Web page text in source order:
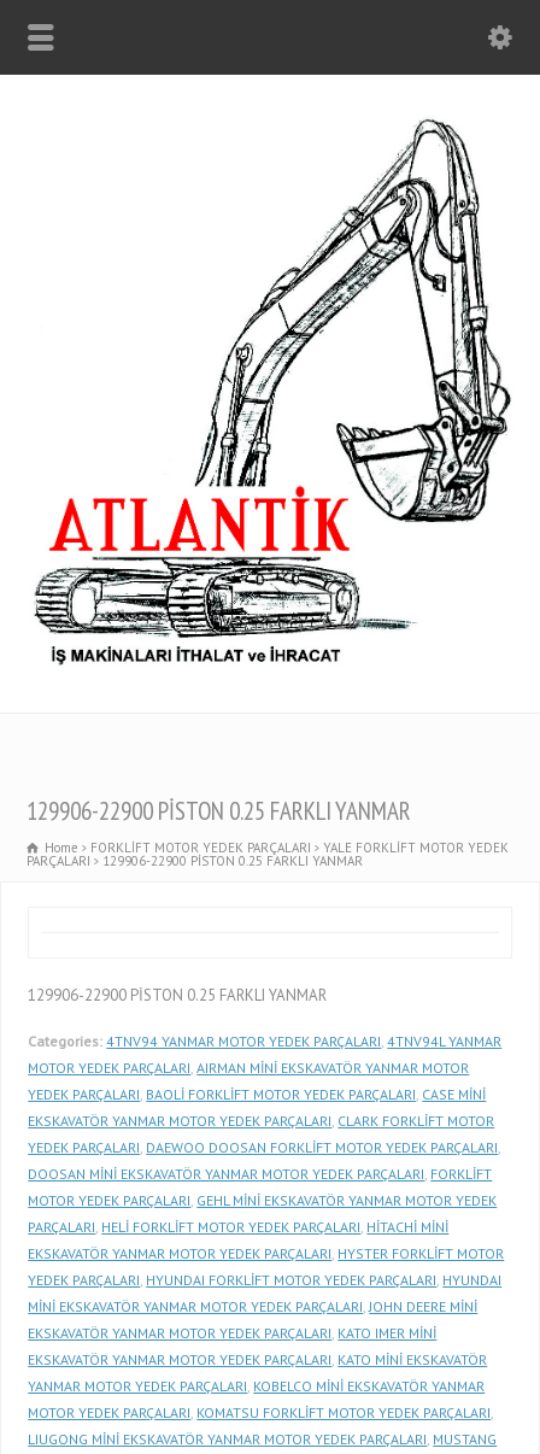
129906-22900 PİSTON 0.25 FARKLI YANMAR
Home FORKLİFT MOTOR YEDEK PARÇALARI YALE FORKLİFT MOTOR YEDEK
PARÇALARI 129906-22900 PİSTON 0.25 FARKLI YANMAR
129906-22900 PİSTON 0.25 FARKLI YANMAR
Categories: 4TNV94 YANMAR MOTOR YEDEK PARÇALARI ,4TNV94L YANMAR
MOTOR YEDEK PARÇALARI ,AIRMAN MİNİ EKSKAVATÖR YANMAR MOTOR
YEDEK PARÇALARI BAOLİ FORKLİFT MOTOR YEDEK PARÇALARI CASE MİNİ
EKSKAVATÖR YANMAR MOTOR YEDEK PARÇALARI CLARK FORKLİFT MOTOR
YEDEK PARÇALARI DAEWOO DOOSAN FORKLİFT MOTOR YEDEK PARÇALARI
DOOSAN MİNİ EKSKAVATÖR YANMAR MOTOR YEDEK PARÇALARI FORKLİFT
MOTOR YEDEK PARÇALARI GEHL MİNİ EKSKAVATÖR YANMAR MOTOR YEDEK
PARÇALARI HELİ FORKLİFT MOTOR YEDEK PARÇALARI HİTACHİ MİNİ
EKSKAVATÖR YANMAR MOTOR YEDEK PARÇALARI HYSTER FORKLİFT MOTOR
YEDEK PARÇALARI HYUNDAI FORKLİFT MOTOR YEDEK PARÇALARI HYUNDAI
MİNİ EKSKAVATÖR YANMAR MOTOR YEDEK PARÇALARI JOHN DEERE MİNİ
EKSKAVATÖR YANMAR MOTOR YEDEK PARÇALARI KATO IMER MİNİ
EKSKAVATÖR YANMAR MOTOR YEDEK PARÇALARI KATO MİNİ EKSKAVATÖR
YANMAR MOTOR YEDEK PARÇALARI KOBELCO MİNİ EKSKAVATÖR YANMAR
MOTOR YEDEK PARÇALARI KOMATSU FORKLİFT MOTOR YEDEK PARÇALARI
LIUGONG MİNİ EKSKAVATÖR YANMAR MOTOR YEDEK PARÇALARI MUSTANG